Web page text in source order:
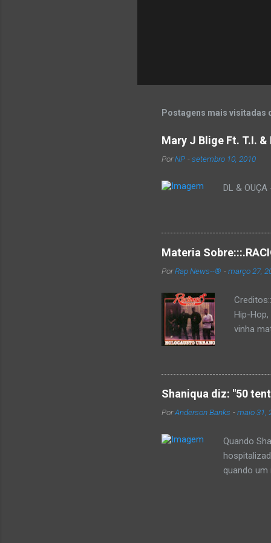
Postagens mais visitadas
Mary J Blige Ft. T.I. &
PorNP -setembro 10, 2010
DL &
Materia
PorRap News--® -março 27,
Hip-
vinha
Como
rica
Cultura
Shaniqua diz: "50
PorAnderson Banks -maio 31,
Quando
quando
50 cent